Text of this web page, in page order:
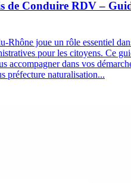
de Conduire RDV –
Rhône joue un rôle essentiel
pour les citoyens. Ce
accompagner dans vos
préfecture naturalisation...